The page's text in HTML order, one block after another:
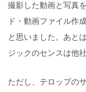
撮影した動画と写真
ド・動画ファイル作
と思いました。あと
ジックのセンスは他
ただし、テロップ